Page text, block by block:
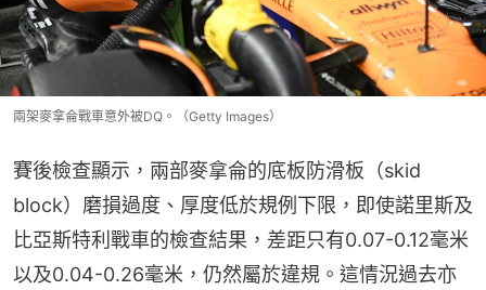
兩架麥拿侖戰車意外被DQ。（Getty Images）
賽後檢查顯示，兩部麥拿侖的底板防滑板（skid
block）磨損過度、厚度低於規例下限，即使諾里斯及
比亞斯特利戰車的檢查結果，差距只有0.07-0.12毫米
以及0.04-0.26毫米，仍然屬於違規。這情況過去亦